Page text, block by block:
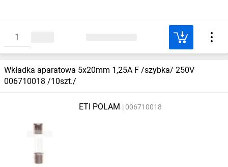
Wkładka aparatowa 5x20mm 1,25A F /szybka/ 250V
006710018 /10szt./
ETI POLAM 006710018